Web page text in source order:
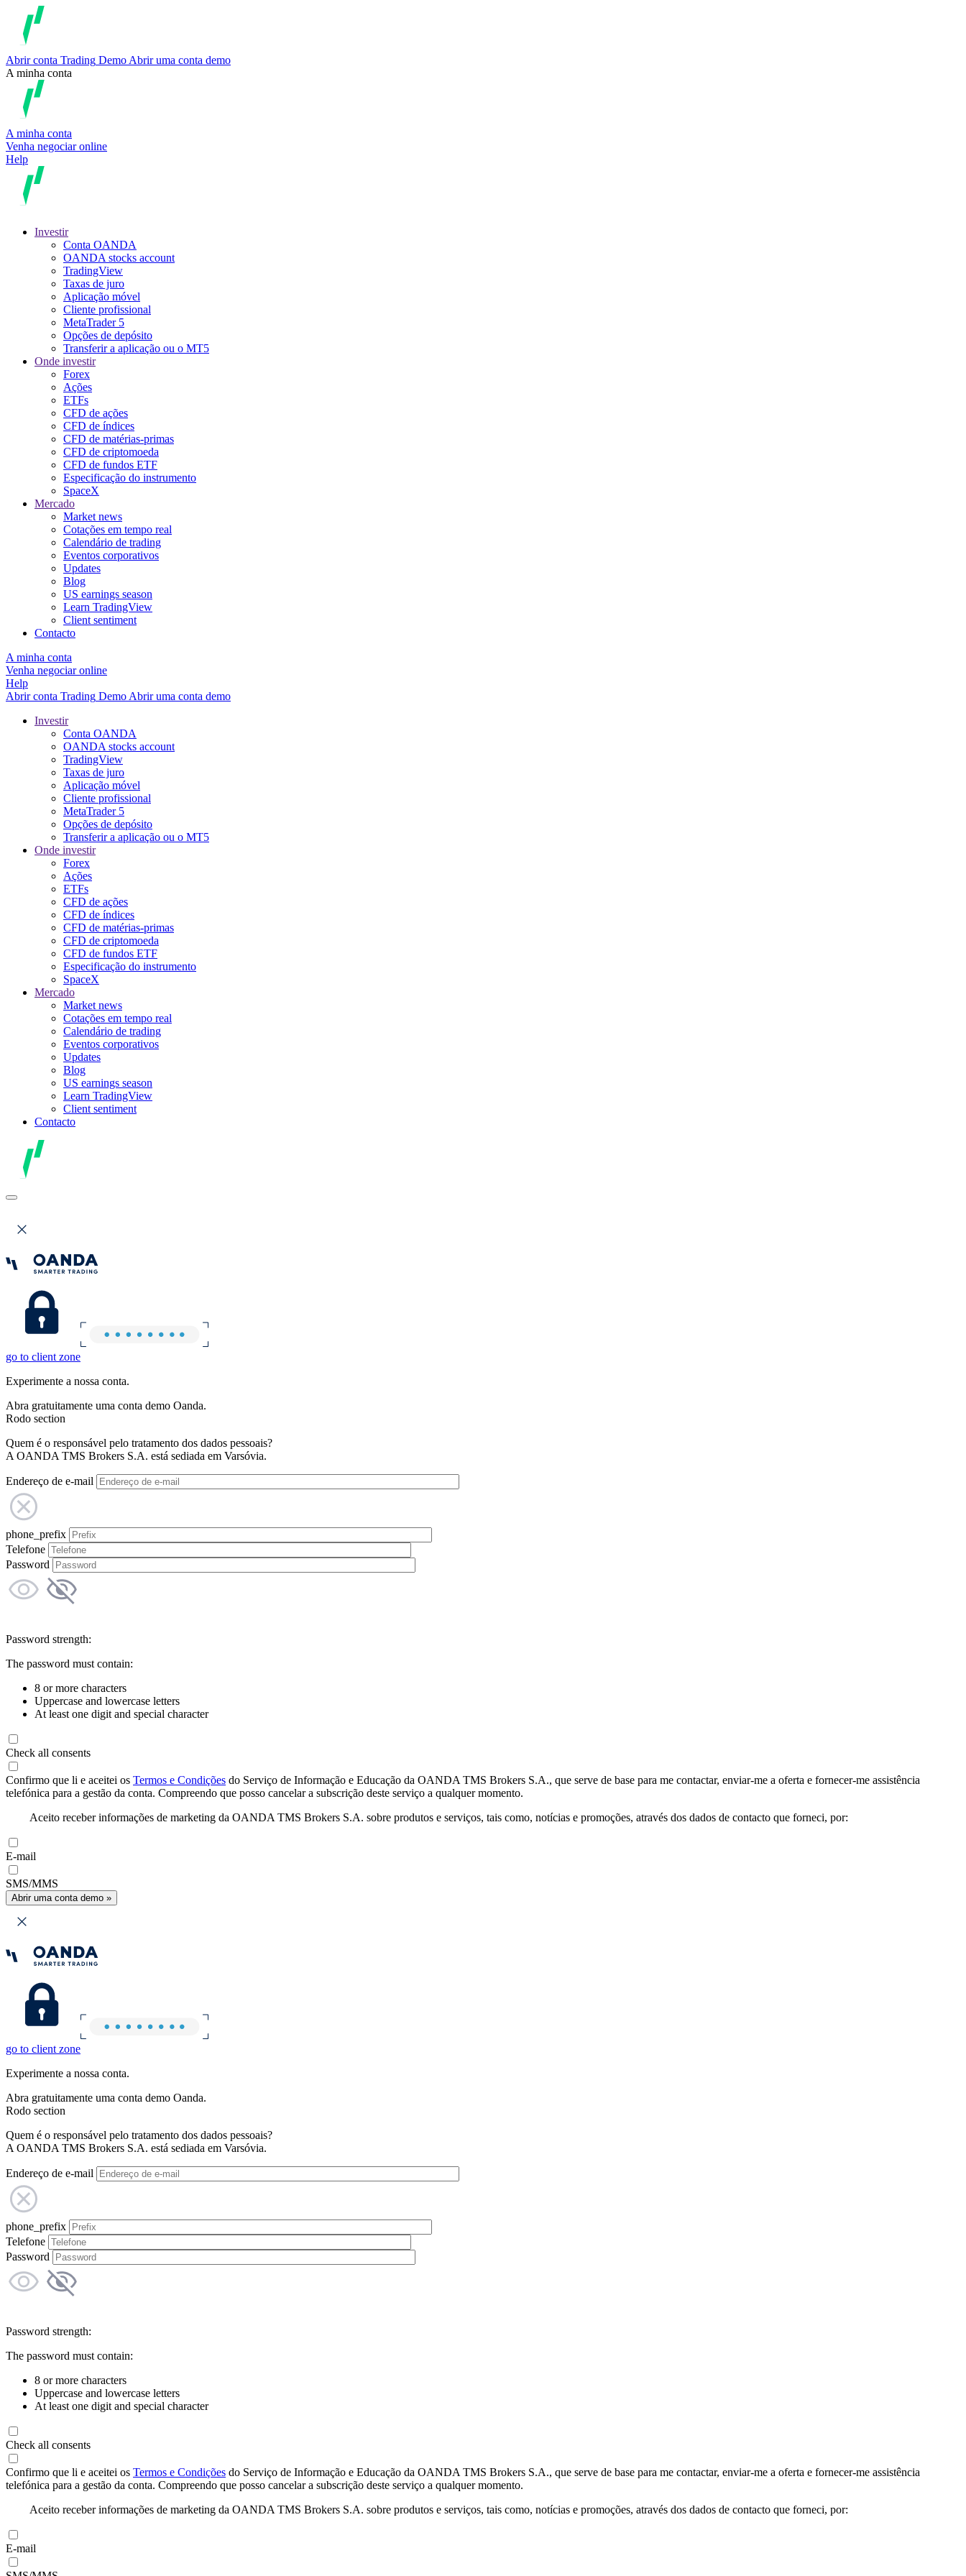
Abrir conta Trading Demo Abrir uma conta demo
A minha conta
A minha conta
Venha negociar online
Help
Investir
Conta OANDA
OANDA stocks account
TradingView
Taxas de juro
Aplicação móvel
Cliente profissional
MetaTrader 5
Opções de depósito
Transferir a aplicação ou o MT5
Onde investir
Forex
Ações
ETFs
CFD de ações
CFD de índices
CFD de matérias-primas
CFD de criptomoeda
CFD de fundos ETF
Especificação do instrumento
SpaceX
Mercado
Market news
Cotações em tempo real
Calendário de trading
Eventos corporativos
Updates
Blog
US earnings season
Learn TradingView
Client sentiment
Contacto
A minha conta
Venha negociar online
Help
Abrir conta Trading Demo Abrir uma conta demo
Investir
Conta OANDA
OANDA stocks account
TradingView
Taxas de juro
Aplicação móvel
Cliente profissional
MetaTrader 5
Opções de depósito
Transferir a aplicação ou o MT5
Onde investir
Forex
Ações
ETFs
CFD de ações
CFD de índices
CFD de matérias-primas
CFD de criptomoeda
CFD de fundos ETF
Especificação do instrumento
SpaceX
Mercado
Market news
Cotações em tempo real
Calendário de trading
Eventos corporativos
Updates
Blog
US earnings season
Learn TradingView
Client sentiment
Contacto
go to client zone
Experimente a nossa conta.
Abra gratuitamente uma conta demo Oanda.
Rodo section
Quem é o responsável pelo tratamento dos dados pessoais?
A OANDA TMS Brokers S.A. está sediada em Varsóvia.
Endereço de e-mail
phone_prefix
Telefone
Password
Password strength:
The password must contain:
8 or more characters
Uppercase and lowercase letters
At least one digit and special character
Check all consents
Confirmo que li e aceitei os Termos e Condições do Serviço de Informação e Educação da OANDA TMS Brokers S.A., que serve de base para me contactar, enviar-me a oferta e fornecer-me assistência
telefónica para a gestão da conta. Compreendo que posso cancelar a subscrição deste serviço a qualquer momento.
Aceito receber informações de marketing da OANDA TMS Brokers S.A. sobre produtos e serviços, tais como, notícias e promoções, através dos dados de contacto que forneci, por:
E-mail
SMS/MMS
Abrir uma conta demo »
go to client zone
Experimente a nossa conta.
Abra gratuitamente uma conta demo Oanda.
Rodo section
Quem é o responsável pelo tratamento dos dados pessoais?
A OANDA TMS Brokers S.A. está sediada em Varsóvia.
Endereço de e-mail
phone_prefix
Telefone
Password
Password strength:
The password must contain:
8 or more characters
Uppercase and lowercase letters
At least one digit and special character
Check all consents
Confirmo que li e aceitei os Termos e Condições do Serviço de Informação e Educação da OANDA TMS Brokers S.A., que serve de base para me contactar, enviar-me a oferta e fornecer-me assistência
telefónica para a gestão da conta. Compreendo que posso cancelar a subscrição deste serviço a qualquer momento.
Aceito receber informações de marketing da OANDA TMS Brokers S.A. sobre produtos e serviços, tais como, notícias e promoções, através dos dados de contacto que forneci, por:
E-mail